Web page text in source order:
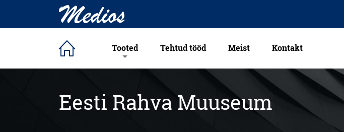
Tooted Tehtud tööd Meist Kontakt
Eesti Rahva Muuseum